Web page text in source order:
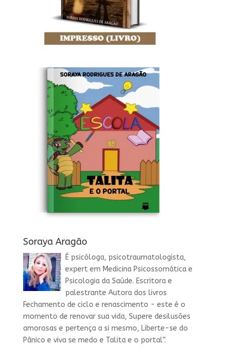
Soraya Aragão
É psicóloga, psicotraumatologista,
expert em Medicina Psicossomática e
Psicologia da Saúde. Escritora e
palestrante Autora dos livros
Fechamento de ciclo e renascimento - este é o
momento de renovar sua vida, Supere desilusões
amorosas e pertença a si mesmo, Liberte-se do
Pânico e viva se medo e Talita e o portal”.